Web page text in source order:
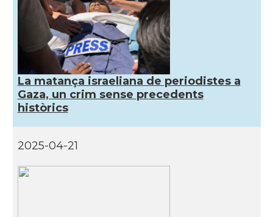
La matança israeliana de periodistes a
Gaza, un crim sense precedents
històrics
2025-04-21